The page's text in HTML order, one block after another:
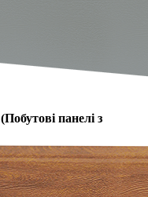
(Побутові панелі з